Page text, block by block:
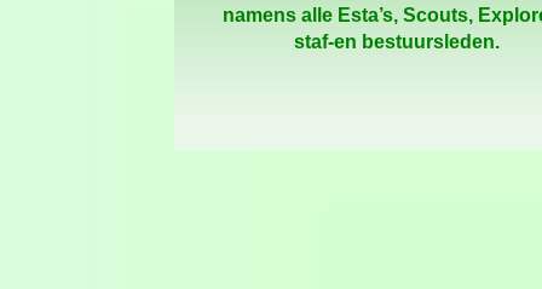
namens alle Esta’s, Scouts,
staf-en bestuursleden.